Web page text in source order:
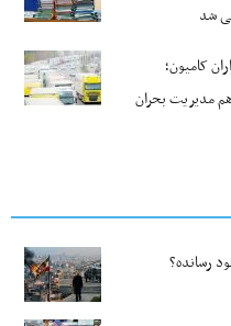
شد
کامیون؛
مدیریت بحران
رسانده؟